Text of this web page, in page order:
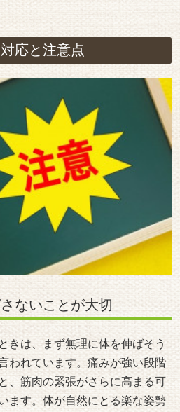
応と注意点
ないことが大切
きは、まず無理に体を伸ばそう
われています。痛みが強い段階
、筋肉の緊張がさらに高まる可
ます。体が自然にとる楽な姿勢